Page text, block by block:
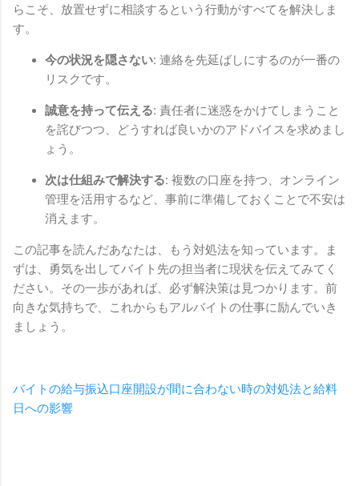
らこそ、放置せずに相談するという行動がすべてを解決しま
す。
今の状況を隠さない: 連絡を先延ばしにするのが一番の
リスクです。
誠意を持って伝える: 責任者に迷惑をかけてしまうこと
を詫びつつ、どうすれば良いかのアドバイスを求めまし
ょう。
次は仕組みで解決する: 複数の口座を持つ、オンライン
管理を活用するなど、事前に準備しておくことで不安は
消えます。
この記事を読んだあなたは、もう対処法を知っています。ま
ずは、勇気を出してバイト先の担当者に現状を伝えてみてく
ださい。その一歩があれば、必ず解決策は見つかります。前
向きな気持ちで、これからもアルバイトの仕事に励んでいき
ましょう。
バイトの給与振込口座開設が間に合わない時の対処法と給料
日への影響